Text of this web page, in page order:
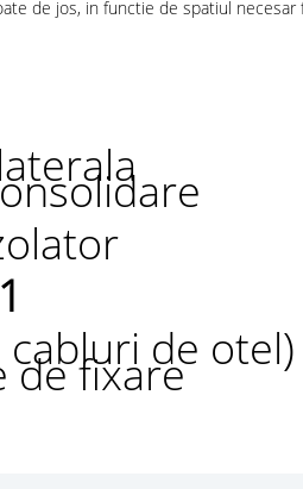
de jos, in functie de spatiul
1
de
de fixare